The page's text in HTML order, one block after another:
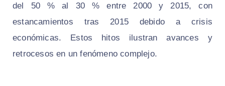
del 50 % al 30 % entre 2000 y 2015, con
estancamientos tras 2015 debido a crisis
económicas. Estos hitos ilustran avances y
retrocesos en un fenómeno complejo.